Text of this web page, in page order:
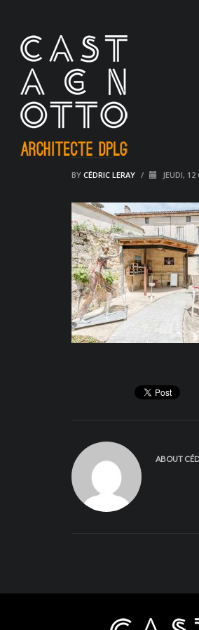
BY CÉDRIC LERAY / JEUDI,
ABOUT